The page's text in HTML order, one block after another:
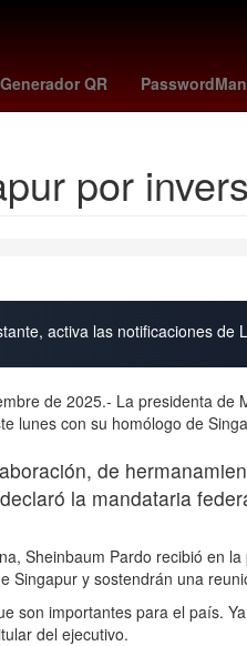
Generador QR
Penélope Cruz cuando juega
por
activa las notificaciones de
de 2025.- La presidenta
lunes con su homólogo de
de
la mandataria
Sheinbaum Pardo recibió en
Singapur y sostendrán una
son importantes para el país.
del ejecutivo.